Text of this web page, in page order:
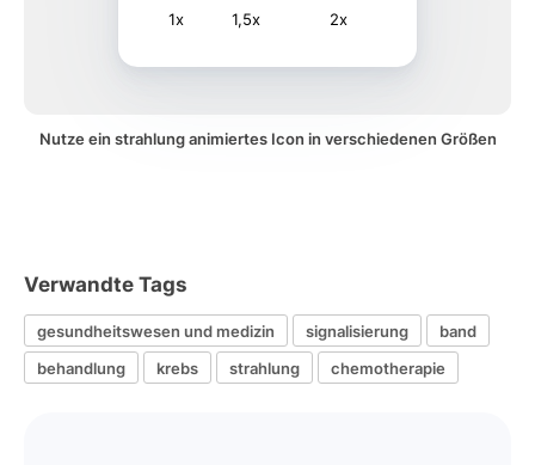
1x 1,5x 2x
Nutze ein strahlung animiertes Icon in verschiedenen Größen
Verwandte Tags
gesundheitswesen und medizin signalisierung
band
behandlung
krebs strahlung chemotherapie